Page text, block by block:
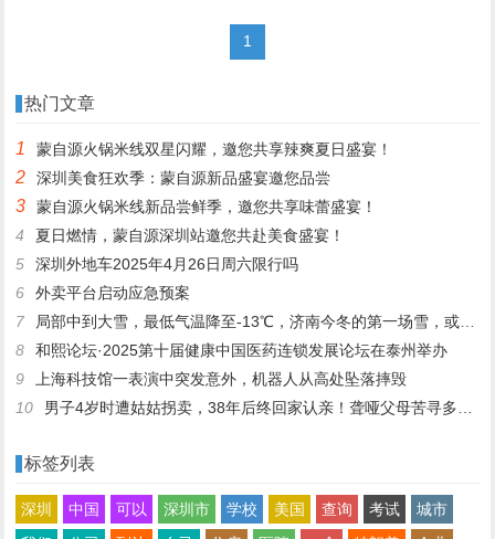
1
热门文章
1 蒙自源火锅米线双星闪耀，邀您共享辣爽夏日盛宴！
2 深圳美食狂欢季：蒙自源新品盛宴邀您品尝
3
蒙自源火锅米线新品尝鲜季，邀您共享味蕾盛宴！
4
夏日燃情，蒙自源深圳站邀您共赴美食盛宴！
5
深圳外地车2025年4月26日周六限行吗
6
外卖平台启动应急预案
7
局部中到大雪，最低气温降至-13℃，济南今冬的第一场雪，或跟去年同一时间！
8
和熙论坛·2025第十届健康中国医药连锁发展论坛在泰州举办
9
上海科技馆一表演中突发意外，机器人从高处坠落摔毁
10
男子4岁时遭姑姑拐卖，38年后终回家认亲！聋哑父母苦寻多年，母亲已抱憾离世丨红星寻人
标签列表
深圳 中国 可以 深圳市 学校 美国 查询 考试
城市